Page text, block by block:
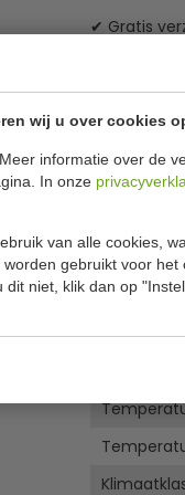
wij u over cookies
informatie over de
In onze
van alle cookies,
gebruikt voor het
niet, klik dan op
✔ Gratis
en
zorgen
Bruto
B x D x H